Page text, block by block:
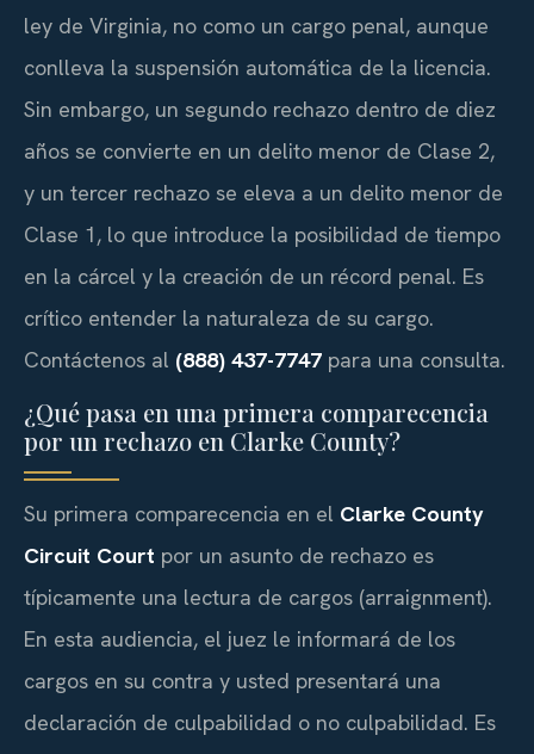
ley de Virginia, no como un cargo penal, aunque
conlleva la suspensión automática de la licencia.
Sin embargo, un segundo rechazo dentro de diez
años se convierte en un delito menor de Clase 2,
y un tercer rechazo se eleva a un delito menor de
Clase 1, lo que introduce la posibilidad de tiempo
en la cárcel y la creación de un récord penal. Es
crítico entender la naturaleza de su cargo.
Contáctenos al (888) 437-7747 para una consulta.
¿Qué pasa en una primera comparecencia
por un rechazo en Clarke County?
Su primera comparecencia en el Clarke County
Circuit Court por un asunto de rechazo es
típicamente una lectura de cargos (arraignment).
En esta audiencia, el juez le informará de los
cargos en su contra y usted presentará una
declaración de culpabilidad o no culpabilidad. Es